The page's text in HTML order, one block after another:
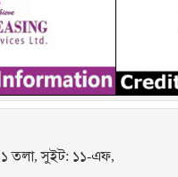
তলা, সুইট: ১১-এফ,